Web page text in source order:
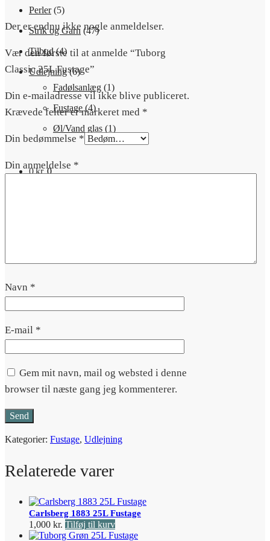
Perler (5)
Strik og Garn (47)
Tilbud (4)
Udlejning (6)
Fadølsanlæg (1)
Fustage (4)
Øl/Vand glas (1)
0kr. 0
Der er endnu ikke nogle anmeldelser.
Vær den første til at anmelde “Tuborg
Classic 25L Fustage”
Din e-mailadresse vil ikke blive publiceret.
Krævede felter er markeret med *
Din bedømmelse *
Din anmeldelse *
Navn *
E-mail *
Gem mit navn, mail og websted i denne
browser til næste gang jeg kommenterer.
Kategorier: Fustage, Udlejning
Relaterede varer
Carlsberg 1883 25L Fustage
1,000 kr. Tilføj til kurv